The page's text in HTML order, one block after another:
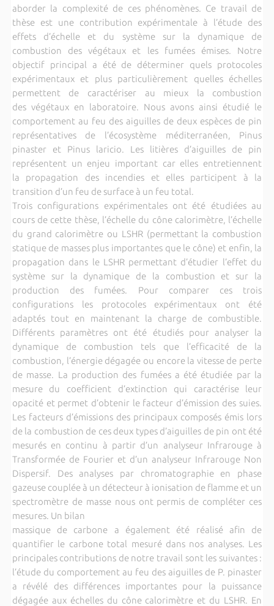
aborder la complexité de ces phénomènes. Ce travail de
thèse est une contribution expérimentale à l’étude des
effets d’échelle et du système sur la dynamique de
combustion des végétaux et les fumées émises. Notre
objectif principal a été de déterminer quels protocoles
expérimentaux et plus particulièrement quelles échelles
permettent de caractériser au mieux la combustion
des végétaux en laboratoire. Nous avons ainsi étudié le
comportement au feu des aiguilles de deux espèces de pin
représentatives de l’écosystème méditerranéen, Pinus
pinaster et Pinus laricio. Les litières d’aiguilles de pin
représentent un enjeu important car elles entretiennent
la propagation des incendies et elles participent à la
transition d’un feu de surface à un feu total.
Trois configurations expérimentales ont été étudiées au
cours de cette thèse, l’échelle du cône calorimètre, l’échelle
du grand calorimètre ou LSHR (permettant la combustion
statique de masses plus importantes que le cône) et enfin, la
propagation dans le LSHR permettant d’étudier l’effet du
système sur la dynamique de la combustion et sur la
production des fumées. Pour comparer ces trois
configurations les protocoles expérimentaux ont été
adaptés tout en maintenant la charge de combustible.
Différents paramètres ont été étudiés pour analyser la
dynamique de combustion tels que l’efficacité de la
combustion, l’énergie dégagée ou encore la vitesse de perte
de masse. La production des fumées a été étudiée par la
mesure du coefficient d’extinction qui caractérise leur
opacité et permet d’obtenir le facteur d’émission des suies.
Les facteurs d’émissions des principaux composés émis lors
de la combustion de ces deux types d’aiguilles de pin ont été
mesurés en continu à partir d’un analyseur Infrarouge à
Transformée de Fourier et d’un analyseur Infrarouge Non
Dispersif. Des analyses par chromatographie en phase
gazeuse couplée à un détecteur à ionisation de flamme et un
spectromètre de masse nous ont permis de compléter ces
mesures. Un bilan
massique de carbone a également été réalisé afin de
quantifier le carbone total mesuré dans nos analyses. Les
principales contributions de notre travail sont les suivantes :
l’étude du comportement au feu des aiguilles de P. pinaster
a révélé des différences importantes pour la puissance
dégagée aux échelles du cône calorimètre et du LSHR. En